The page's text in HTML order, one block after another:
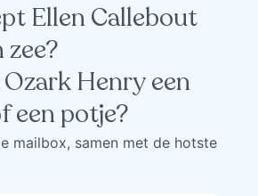
Ellen Callebout
zee?
Henry een
een potje?
mailbox, samen met de hotste